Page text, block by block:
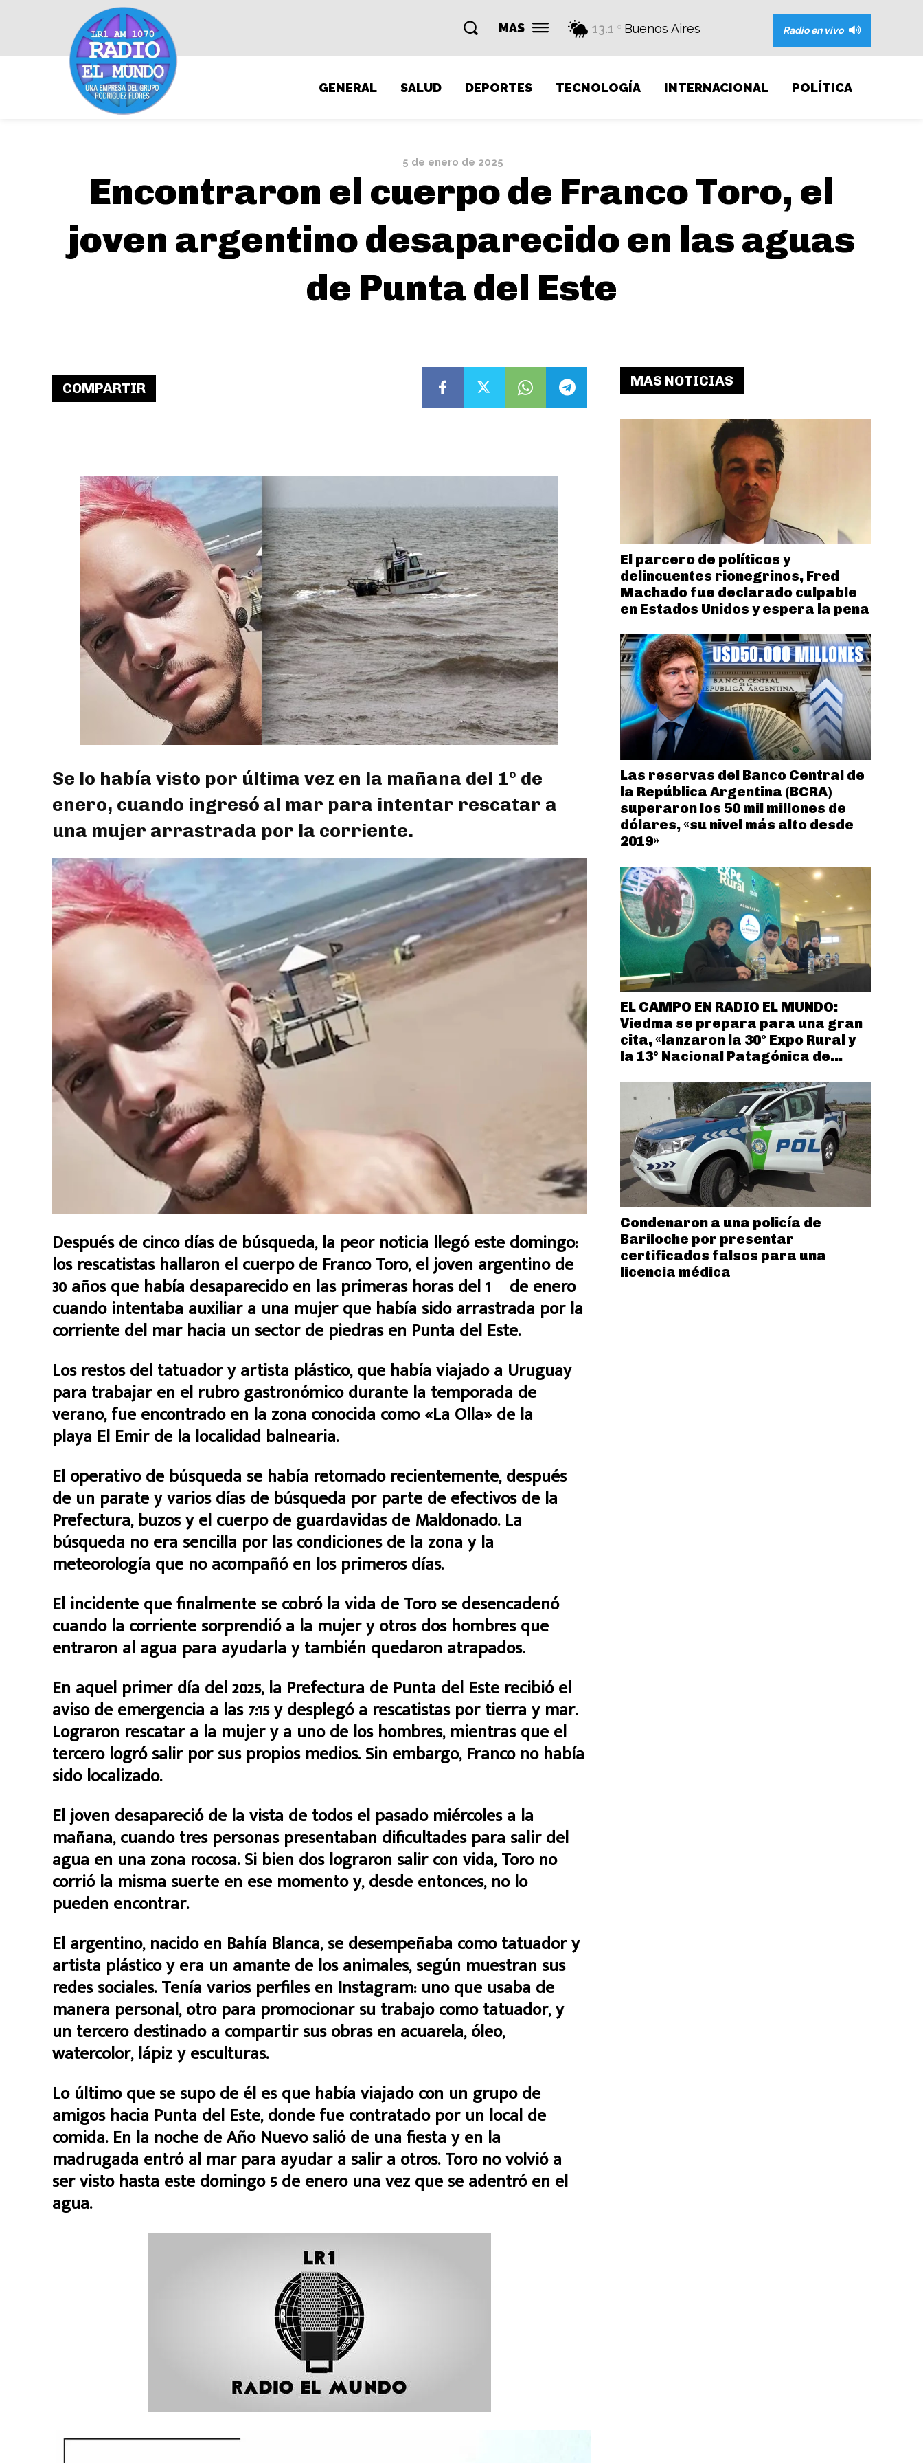
MAS 13.1 C Buenos Aires Radio en vivo
GENERAL SALUD DEPORTES TECNOLOGÍA INTERNACIONAL POLÍTICA
5 de enero de 2025
Encontraron el cuerpo de Franco Toro, el
joven argentino desaparecido en las aguas
de Punta del Este
COMPARTIR
Se lo había visto por última vez en la mañana del 1º de
enero, cuando ingresó al mar para intentar rescatar a
una mujer arrastrada por la corriente.
Después de cinco días de búsqueda, la peor noticia llegó este domingo:
los rescatistas hallaron el cuerpo de Franco Toro, el joven argentino de
30 años que había desaparecido en las primeras horas del 1º de enero
cuando intentaba auxiliar a una mujer que había sido arrastrada por la
corriente del mar hacia un sector de piedras en Punta del Este.
Los restos del tatuador y artista plástico, que había viajado a Uruguay
para trabajar en el rubro gastronómico durante la temporada de
verano, fue encontrado en la zona conocida como «La Olla» de la
playa El Emir de la localidad balnearia.
El operativo de búsqueda se había retomado recientemente, después
de un parate y varios días de búsqueda por parte de efectivos de la
Prefectura, buzos y el cuerpo de guardavidas de Maldonado. La
búsqueda no era sencilla por las condiciones de la zona y la
meteorología que no acompañó en los primeros días.
El incidente que finalmente se cobró la vida de Toro se desencadenó
cuando la corriente sorprendió a la mujer y otros dos hombres que
entraron al agua para ayudarla y también quedaron atrapados.
En aquel primer día del 2025, la Prefectura de Punta del Este recibió el
aviso de emergencia a las 7:15 y desplegó a rescatistas por tierra y mar.
Lograron rescatar a la mujer y a uno de los hombres, mientras que el
tercero logró salir por sus propios medios. Sin embargo, Franco no había
sido localizado.
El joven desapareció de la vista de todos el pasado miércoles a la
mañana, cuando tres personas presentaban dificultades para salir del
agua en una zona rocosa. Si bien dos lograron salir con vida, Toro no
corrió la misma suerte en ese momento y, desde entonces, no lo
pueden encontrar.
El argentino, nacido en Bahía Blanca, se desempeñaba como tatuador y
artista plástico y era un amante de los animales, según muestran sus
redes sociales. Tenía varios perfiles en Instagram: uno que usaba de
manera personal, otro para promocionar su trabajo como tatuador, y
un tercero destinado a compartir sus obras en acuarela, óleo,
watercolor, lápiz y esculturas.
Lo último que se supo de él es que había viajado con un grupo de
amigos hacia Punta del Este, donde fue contratado por un local de
comida. En la noche de Año Nuevo salió de una fiesta y en la
madrugada entró al mar para ayudar a salir a otros. Toro no volvió a
ser visto hasta este domingo 5 de enero una vez que se adentró en el
agua.
MAS NOTICIAS
El parcero de políticos y
delincuentes rionegrinos, Fred
Machado fue declarado culpable
en Estados Unidos y espera la pena
Las reservas del Banco Central de
la República Argentina (BCRA)
superaron los 50 mil millones de
dólares, «su nivel más alto desde
2019»
EL CAMPO EN RADIO EL MUNDO:
Viedma se prepara para una gran
cita, «lanzaron la 30° Expo Rural y
la 13° Nacional Patagónica de...
Condenaron a una policía de
Bariloche por presentar
certificados falsos para una
licencia médica